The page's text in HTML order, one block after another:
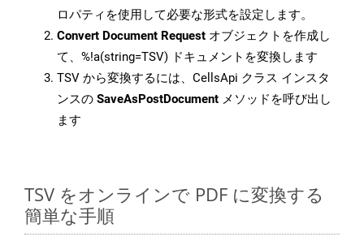
ロパティを使用して必要な形式を設定します。
Convert Document Request オブジェクトを作成し
て、%!a(string=TSV) ドキュメントを変換します
TSV から変換するには、CellsApi クラス インスタ
ンスの SaveAsPostDocument メソッドを呼び出し
ます
TSV をオンラインで PDF に変換する
簡単な手順